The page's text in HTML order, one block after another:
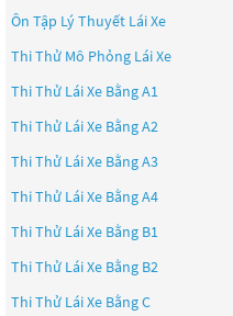
Ôn Tập Lý Thuyết Lái Xe
Thi Thử Mô Phỏng Lái Xe
Thi Thử Lái Xe Bằng A1
Thi Thử Lái Xe Bằng A2
Thi Thử Lái Xe Bằng A3
Thi Thử Lái Xe Bằng A4
Thi Thử Lái Xe Bằng B1
Thi Thử Lái Xe Bằng B2
Thi Thử Lái Xe Bằng C